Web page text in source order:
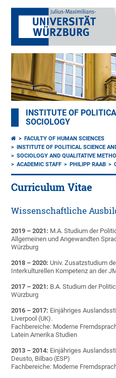
INSTITUTE OF
SOCIOLOGY
FACULTY OF HUMAN SCIENCES
INSTITUTE OF POLITICAL SCIENCE
SOCIOLOGY AND QUALITATIVE
ACADEMIC STAFF
PHILIPP RAAB
Curriculum Vitae
Wissenschaftliche
2019 – 2021: M.A. Studium der
Allgemeinen und Angewandten
Würzburg
2018 – 2020: Univ. Zusatzstudium
Interkulturellen Kompetenz an der
2017 – 2021: B.A. Studium der
Würzburg
2016 – 2017: Einjähriges
Liverpool (UK).
Fachbereiche: Moderne
Latein Amerika Studien
2013 – 2014: Einjähriges
Deusto, Bilbao (ESP)
Fachbereiche: Moderne